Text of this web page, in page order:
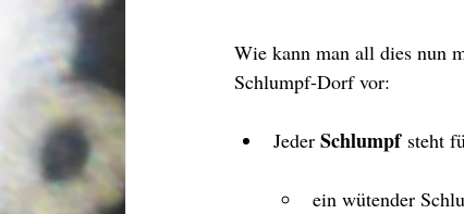
Wie kann man all dies nun
Schlumpf-Dorf vor:
Jeder Schlumpf steht
ein wütender